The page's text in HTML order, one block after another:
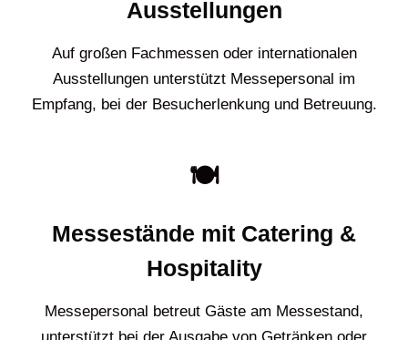
Ausstellungen
Auf großen Fachmessen oder internationalen
Ausstellungen unterstützt Messepersonal im
Empfang, bei der Besucherlenkung und Betreuung.
🍽️
Messestände mit Catering &
Hospitality
Messepersonal betreut Gäste am Messestand,